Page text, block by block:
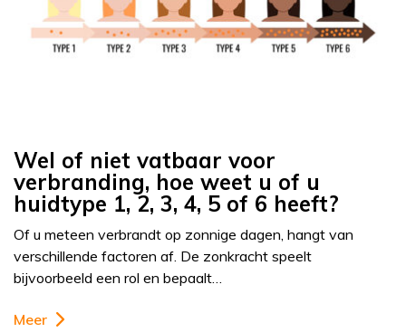
Wel of niet vatbaar voor
verbranding, hoe weet u of u
huidtype 1, 2, 3, 4, 5 of 6 heeft?
Of u meteen verbrandt op zonnige dagen, hangt van
verschillende factoren af. De zonkracht speelt
bijvoorbeeld een rol en bepaalt…
Meer